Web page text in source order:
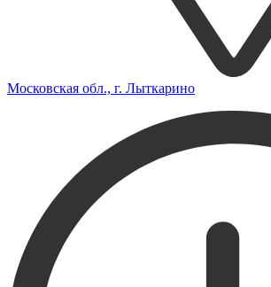
Московская обл., г. Лыткарино